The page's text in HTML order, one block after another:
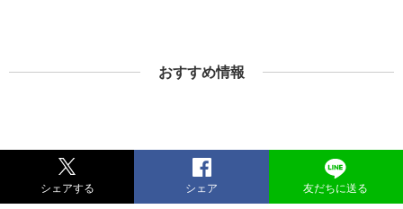
おすすめ情報
シェアする シェア 友だちに送る